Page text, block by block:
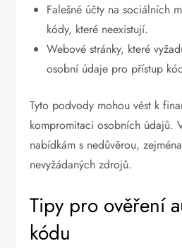
Falešné účty na sociálních
kódy, které neexistují.
Webové stránky, které
osobní údaje pro přístup
Tyto podvody mohou vést k
kompromitaci osobních údajů.
nabídkám s nedůvěrou,
nevyžádaných zdrojů.
Tipy pro ověření
kódu